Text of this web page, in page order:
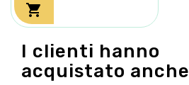

I clienti hanno
acquistato anche